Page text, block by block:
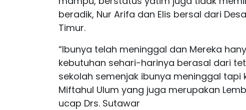
beradik, Nur Arifa dan Elis bersal dari
Timur.
“Ibunya telah meninggal dan Mereka
kebutuhan sehari-harinya berasal dari
sekolah semenjak ibunya meninggal tapi
Miftahul Ulum yang juga merupakan
ucap Drs. Sutawar